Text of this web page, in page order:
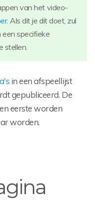
van het video-
. Als dit je dit doet, zul
specifieke
stellen.
in een afspeellijst
gepubliceerd. De
eerste worden
worden.